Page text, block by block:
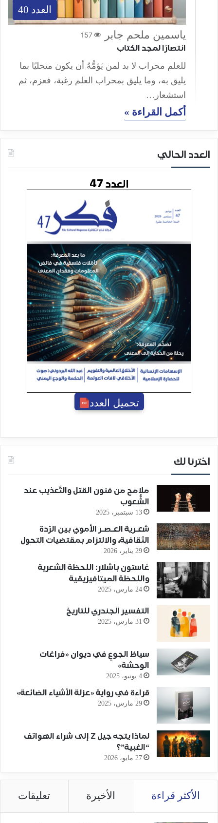
العدد 40
ياسمين ملحم جابر 157
انتصارًا لمجد الكتاب
للعلم محراب لا بد لمن يَؤمُّهُ أن يكون متحليًا بما
يليق به، وما يليق بمحراب العلم رغبة، فعزم، ثم
استشعار…
أكمل القراءة »
العدد الحالي
العدد 47
تحميل العدد
اخترنا لك
ملامح من فنون القتل والتَّعذيب عند
الشُّعوب
13 سبتمبر، 2025
شعـرية العـصـر الأموي بين الرّدة
الثقافية، والالتزام بمقتضيات التحول
29 يناير، 2026
غاستون باشلار: اللحظة الشعرية
واللحظة الميتافيزيقية
24 مارس، 2025
التفسير الجندري للتاريخ
31 مارس، 2025
سياطُ الجوعِ في ديوان «فراغات
الوحشة»
4 يونيو، 2025
قراءة في رواية «عزلة الأشياء الضائعة»
29 مارس، 2025
لماذا يتجه جيل Z إلى شراء الهواتف
“الغبية”؟
27 مايو، 2026
الأكثر قراءة الأخيرة تعليقات